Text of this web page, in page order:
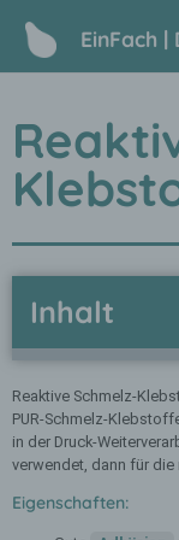
EinFach
Reaktive Schmelz-
PUR-Schmelz-
in der Druck-
verwendet, dann für
Eigenschaften:
Inhalt